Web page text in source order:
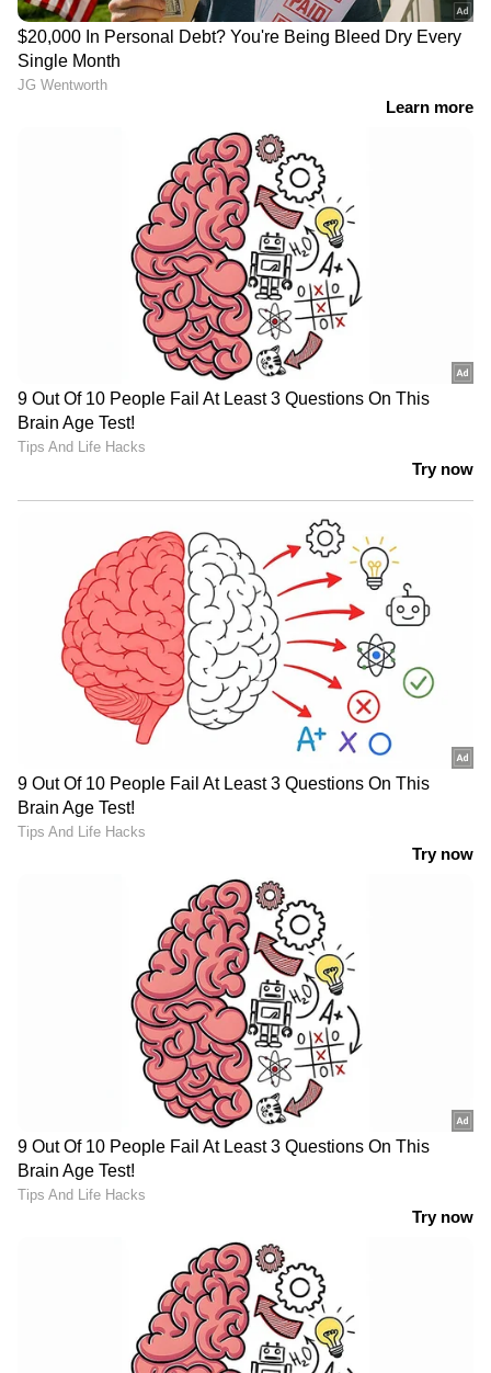
എന്റെ ചിന്തകള്‍
വിഷാദത്തിന്റെ താഴ്വരയില്‍
മേഞ്ഞുനടക്കുന്ന
ആട്ടിന്‍പറ്റങ്ങളായി.
ഏകാന്തതയുടെ
പാനപാത്രത്തില്‍
ഞാന്‍ അവന്റെ ഓര്‍മ്മകള്‍
നുണഞ്ഞുകൊണ്ടിരുന്നു.
പ്രണയസങ്കീര്‍ത്തനങ്ങള്‍
എന്റെ ജപമാലയില്‍
എണ്ണമറ്റ മുത്തുകളായി.
ഒരേ സമയം എനിക്കയാള്‍
ജീവന്റെ മധുരവും ചവര്‍പ്പുമായി
ഗ്രീഷ്മവും ഹേമന്തവുമായി
കാലിത്തൊഴുത്തായി.
ദിവ്യപ്രേമത്തിന്റെ തിരുപ്പിറവിക്കായി
നോമ്പുനോറ്റു
ഞാന്‍ പരുവപ്പെട്ടു.
ഇടയ്ക്കിടെ മനസ്സ്.